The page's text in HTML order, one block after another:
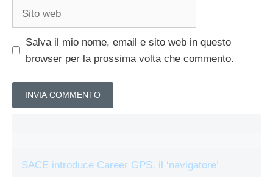
Sito
Salva il mio nome, email e sito web in questo
browser per la prossima volta che commento.
SACE introduce Career GPS, il ‘navigatore’